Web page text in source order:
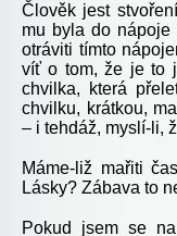
Člověk jest
mu byla do
otráviti tímto
víť o tom, že je to
chvilka, která
chvilku, krátkou,
– i tehdáž, myslí-li,
Máme-liž mařiti
Lásky? Zábava to
Pokud jsem se